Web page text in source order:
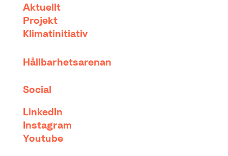
Aktuellt
Projekt
Klimatinitiativ
Hållbarhetsarenan
Social
LinkedIn
Instagram
Youtube